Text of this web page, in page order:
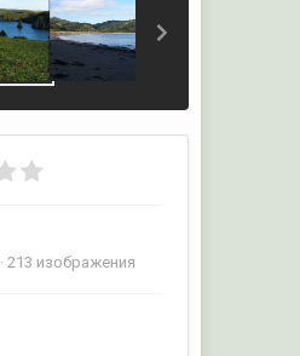
· 213 изображения